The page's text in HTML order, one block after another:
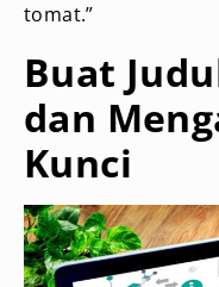
tomat.”
Buat
dan
Kunci